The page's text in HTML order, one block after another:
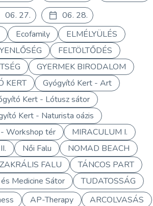
06. 27.
06. 28.
Ecofamily
ELMÉLYÜLÉS
FELTÖLTŐDÉS
GYERMEK BIRODALOM
KERT
Gyógyító Kert - Art
Kert - Lótusz sátor
Kert - Naturista oázis
Workshop tér
MIRACULUM I.
Női Falu
NOMAD BEACH
FALU
TÁNCOS PART
Medicine Sátor
TUDATOSSÁG
AP-Therapy
ARCOLVASÁS